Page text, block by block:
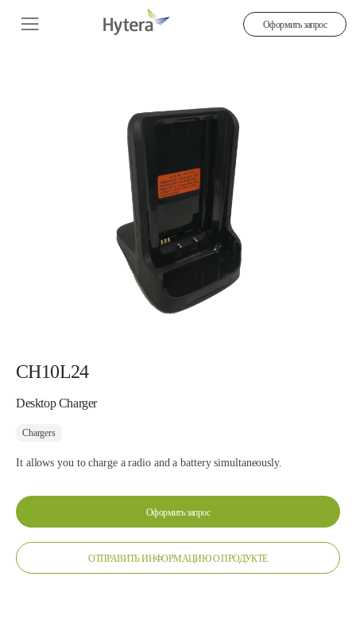
Оформить запрос
CH10L24
Desktop Charger
Chargers
It allows you to charge a radio and a battery simultaneously.
Оформить запрос
ОТПРАВИТЬ ИНФОРМАЦИЮ О ПРОДУКТЕ